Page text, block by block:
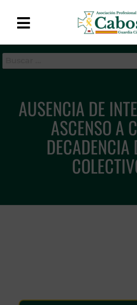
APC-GC
de
AUSENCIA DE
ASCENSO A
DECADENCIA